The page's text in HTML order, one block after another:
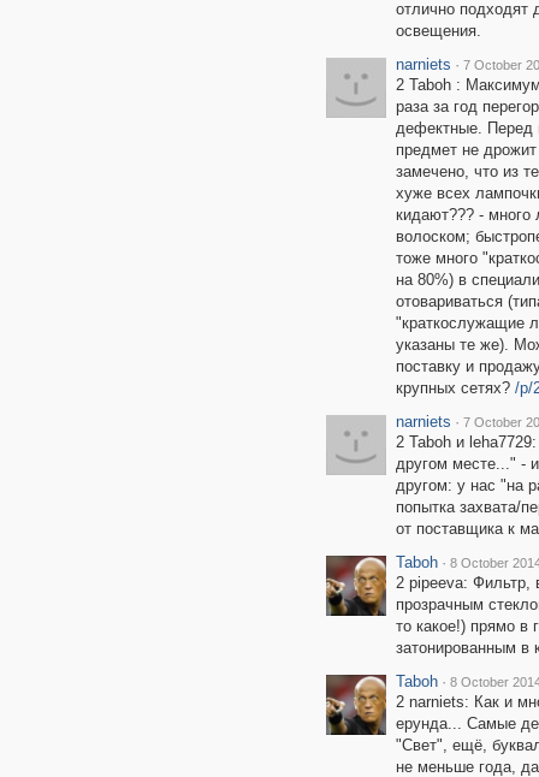
отлично подходят
освещения.
narniets · 7 October
2 Taboh :
раза за год
дефектные. Перед
предмет не
замечено, что из
хуже всех
кидают??? -
волоском;
тоже много
на 80%) в
отовариваться
"краткослужащие
указаны те же).
поставку и
крупных сетях? /p/
narniets · 7 October
2 Taboh и
другом месте..." -
другом: у нас "на
попытка захвата/
от поставщика к
Taboh · 8 October
2 pipeeva: Фильтр,
прозрачным
то какое!) прямо в
затонированным в
Taboh · 8 October
2 narniets: Как и
ерунда... Самые
"Свет", ещё,
не меньше года,